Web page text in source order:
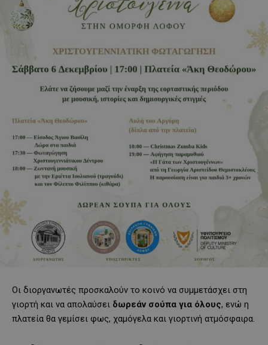
Οι διοργανωτές προσκαλούν το κοινό να συμμετάσχει στη
γιορτή και να απολαύσει δωρεάν σούπα για όλους, ενώ η
πλατεία θα γεμίσει φως, χαμόγελα και γιορτινή ατμόσφαιρα.